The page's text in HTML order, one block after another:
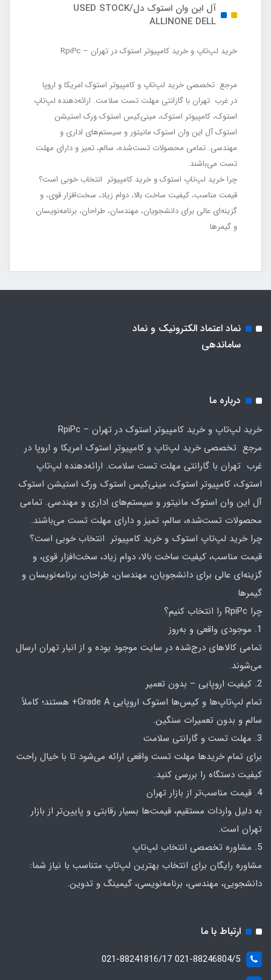
آل این وان استوک دل/USED STOCK
ALLINONE DELL
خرید لپ‌تاپ و خرید کامپیوتر استوک در تهران – RpiPc
مرجع تخصصی خرید لپ‌تاپ و کامپیوتر استوک امریکا و اروپا
در غرب تهران با گارانتی مهلت تست سلامت. ارائه‌دهنده لپ‌تاپ
استوک، کامپیوتر استوک، مینی‌کیس استوک ورک استیشن
استوک آل این وان استوک مانیتور و سیستم‌های اداری و
مهندسی. تمامی محصولات تست‌شده، سالم، تمیز و دارای مهلت
تست می‌باشند.
چرا خرید لپ‌تاپ استوک و خرید کامپیوتر انتخاب خوبی است؟
قیمت مناسب، کیفیت ساخت بالا، دوام زیاد، سخت‌افزار قوی، و
گزینه‌ای عالی برای دانشجویان، مهندسان، طراحان، برنامه‌نویسان
و گیمرها
نماد اعتماد الکترونیک و نماد
ساماندهی
درباره ما
خرید لپ‌تاپ و خرید کامپیوتر استوک در تهران – RpiPc
مرجع تخصصی خرید لپ‌تاپ و کامپیوتر استوک امریکا و اروپا در
غرب تهران با گارانتی مهلت تست سلامت. ارائه‌دهنده لپ‌تاپ
استوک، کامپیوتر استوک، مینی‌کیس استوک ورک استیشن استوک
آل این وان استوک مانیتور و سیستم‌های اداری و مهندسی. تمامی
محصولات تست‌شده، سالم، تمیز و دارای مهلت تست می‌باشند.
چرا خرید لپ‌تاپ استوک و خرید کامپیوتر انتخاب خوبی است؟
قیمت مناسب، کیفیت ساخت بالا، دوام زیاد، سخت‌افزار قوی، و
گزینه‌ای عالی برای دانشجویان، مهندسان، طراحان، برنامه‌نویسان و
گیمرها
چرا RpiPc را انتخاب کنیم؟
1. موجودی واقعی و به‌روز
تمامی کالاهای درج‌شده در سایت موجود بوده و از انبار تهران ارسال
می‌شوند.
2. کیفیت اروپایی – بدون تعمیر
تمام لپ‌تاپ‌ها و کیس‌ها استوک اروپایی Grade A+ هستند؛ کاملاً
سالم و بدون تعمیرات سنگین.
3. مهلت تست و گارانتی سلامت
برای تمام خریدها مهلت تست واقعی ارائه می‌شود تا با خیال راحت
کیفیت دستگاه را بررسی کنید.
4. قیمت مناسب‌تر از بازار تهران
به دلیل واردات مستقیم، قیمت‌ها بسیار رقابتی و پایین‌تر از بازار
تهران است.
5. مشاوره تخصصی انتخاب لپ‌تاپ
مشاوره رایگان برای انتخاب بهترین لپ‌تاپ متناسب با نیاز شما:
دانشجویی، مهندسی، برنامه‌نویسی، گیمینگ و تدوین.
ارتباط با ما
021-88246804/5 021-88241816/17